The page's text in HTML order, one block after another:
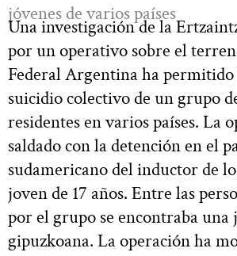
jóvenes de varios países
Una investigación de la
por un operativo sobre el
Federal Argentina ha
suicidio colectivo de un grupo
residentes en varios países. La
saldado con la detención en el
sudamericano del inductor de
joven de 17 años. Entre las
por el grupo se encontraba una
gipuzkoana. La operación ha